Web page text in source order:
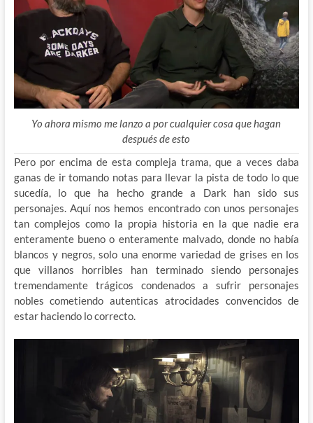
Yo ahora mismo me lanzo a por cualquier cosa que hagan
después de esto
Pero por encima de esta compleja trama, que a veces daba
ganas de ir tomando notas para llevar la pista de todo lo que
sucedía, lo que ha hecho grande a Dark han sido sus
personajes. Aquí nos hemos encontrado con unos personajes
tan complejos como la propia historia en la que nadie era
enteramente bueno o enteramente malvado, donde no había
blancos y negros, solo una enorme variedad de grises en los
que villanos horribles han terminado siendo personajes
tremendamente trágicos condenados a sufrir personajes
nobles cometiendo autenticas atrocidades convencidos de
estar haciendo lo correcto.